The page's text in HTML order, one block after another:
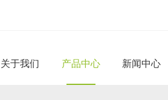
关于我们 产品中心 新闻中心